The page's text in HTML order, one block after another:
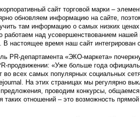
сайт торговой марки –
обновляем информацию на сайте,
там информацию о самых низких
работаем над усовершенствованием нашей
В настоящее время наш сайт интегрирован
PR-департамента «ЭКО-маркета»
продвижении: «Уже больше года
во всех самых популярных социальных
На этих страницах мы регулярно
предложения, проводим конкурсы,
отношений – это возможность